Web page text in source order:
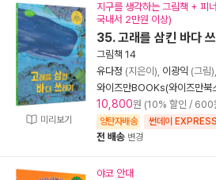
미리보기
지구를 생각하는 그림책 + 피
국내서 2만원 이상)
35. 고래를 삼킨 바다 쓰
그림책 14
유다정 (지은이), 이광익 (그림),
와이즈만BOOKs(와이즈만북
10,800원 (10% 할인 / 600
양탄자배송 썬데이 EXPRESS
전 배송 변경
야코 안대